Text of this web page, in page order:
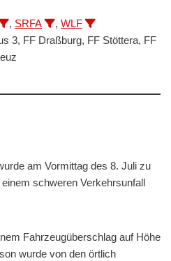
, SRFA , WLF
3, FF Draßburg, FF Stöttera, FF
am Vormittag des 8. Juli zu
schweren Verkehrsunfall
Fahrzeugüberschlag auf Höhe
wurde von den örtlich